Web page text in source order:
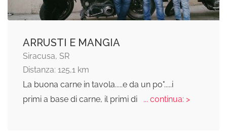
ARRUSTI E MANGIA
Siracusa, SR
Distanza: 125,1 km
La buona carne in tavola.....e da un po".....i
primi a base di carne, il primi di
... continua: >